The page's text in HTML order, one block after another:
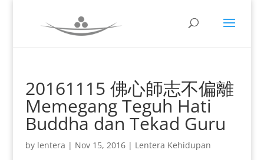
20161115 佛心師志不偏離
Memegang Teguh Hati
Buddha dan Tekad Guru
by lentera | Nov 15, 2016| Lentera Kehidupan